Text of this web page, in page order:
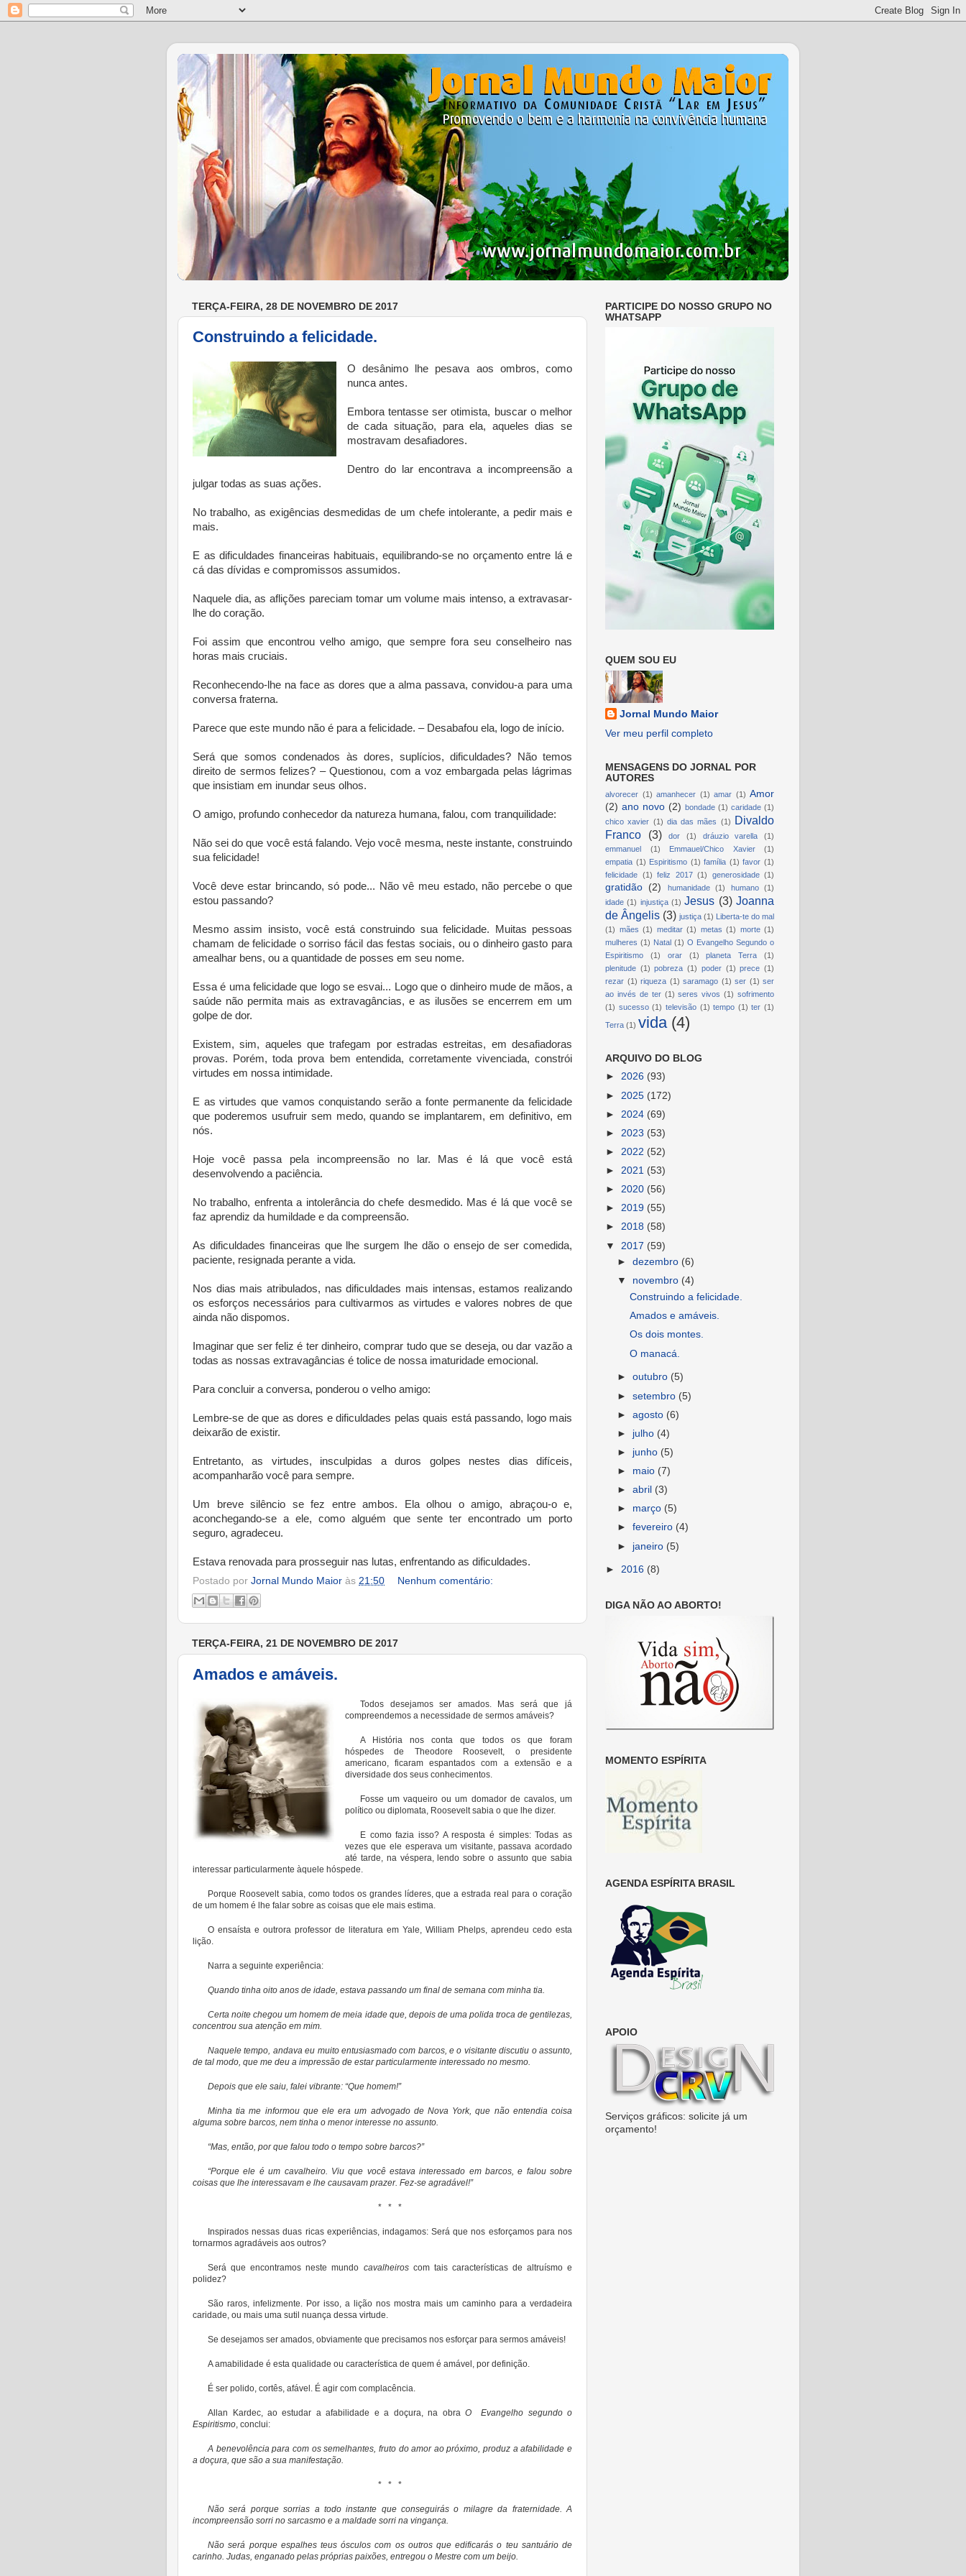
TERÇA-FEIRA, 28 DE NOVEMBRO DE 2017
Construindo a felicidade.
O desânimo lhe pesava aos ombros, como
nunca antes.
Embora tentasse ser otimista, buscar o melhor
de cada situação, para ela, aqueles dias se
mostravam desafiadores.
Dentro do lar encontrava a incompreensão a
julgar todas as suas ações.
No trabalho, as exigências desmedidas de um chefe intolerante, a pedir mais e
mais.
E as dificuldades financeiras habituais, equilibrando-se no orçamento entre lá e
cá das dívidas e compromissos assumidos.
Naquele dia, as aflições pareciam tomar um volume mais intenso, a extravasar-
lhe do coração.
Foi assim que encontrou velho amigo, que sempre fora seu conselheiro nas
horas mais cruciais.
Reconhecendo-lhe na face as dores que a alma passava, convidou-a para uma
conversa fraterna.
Parece que este mundo não é para a felicidade. – Desabafou ela, logo de início.
Será que somos condenados às dores, suplícios, dificuldades? Não temos
direito de sermos felizes? – Questionou, com a voz embargada pelas lágrimas
que insistiam em inundar seus olhos.
O amigo, profundo conhecedor da natureza humana, falou, com tranquilidade:
Não sei do que você está falando. Vejo você mesma, neste instante, construindo
sua felicidade!
Você deve estar brincando, só pode... Não vê meu estado, não percebe o que
estou passando?
Mesmo assim insisto, você está construindo sua felicidade. Muitas pessoas
chamam de felicidade o sorriso fácil das festas sociais, ou o dinheiro gasto para
amealhar bens, ou a quantidade de posses em seu nome.
Essa é uma felicidade que logo se esvai... Logo que o dinheiro mude de mãos, a
saúde não permita mais as extravagâncias, e as ilusões se encerrem em um
golpe de dor.
Existem, sim, aqueles que trafegam por estradas estreitas, em desafiadoras
provas. Porém, toda prova bem entendida, corretamente vivenciada, constrói
virtudes em nossa intimidade.
E as virtudes que vamos conquistando serão a fonte permanente da felicidade
que poderemos usufruir sem medo, quando se implantarem, em definitivo, em
nós.
Hoje você passa pela incompreensão no lar. Mas é lá que você está
desenvolvendo a paciência.
No trabalho, enfrenta a intolerância do chefe desmedido. Mas é lá que você se
faz aprendiz da humildade e da compreensão.
As dificuldades financeiras que lhe surgem lhe dão o ensejo de ser comedida,
paciente, resignada perante a vida.
Nos dias mais atribulados, nas dificuldades mais intensas, estamos realizando
os esforços necessários para cultivarmos as virtudes e valores nobres de que
ainda não dispomos.
Imaginar que ser feliz é ter dinheiro, comprar tudo que se deseja, ou dar vazão a
todas as nossas extravagâncias é tolice de nossa imaturidade emocional.
Para concluir a conversa, ponderou o velho amigo:
Lembre-se de que as dores e dificuldades pelas quais está passando, logo mais
deixarão de existir.
Entretanto, as virtudes, insculpidas a duros golpes nestes dias difíceis,
acompanharão você para sempre.
Um breve silêncio se fez entre ambos. Ela olhou o amigo, abraçou-o e,
aconchegando-se a ele, como alguém que sente ter encontrado um porto
seguro, agradeceu.
Estava renovada para prosseguir nas lutas, enfrentando as dificuldades.
Postado por Jornal Mundo Maior às 21:50 Nenhum comentário:
TERÇA-FEIRA, 21 DE NOVEMBRO DE 2017
Amados e amáveis.
Todos desejamos ser amados. Mas será que já
compreendemos a necessidade de sermos amáveis?
A História nos conta que todos os que foram
hóspedes de Theodore Roosevelt, o presidente
americano, ficaram espantados com a extensão e a
diversidade dos seus conhecimentos.
Fosse um vaqueiro ou um domador de cavalos, um
político ou diplomata, Roosevelt sabia o que lhe dizer.
E como fazia isso? A resposta é simples: Todas as
vezes que ele esperava um visitante, passava acordado
até tarde, na véspera, lendo sobre o assunto que sabia
interessar particularmente àquele hóspede.
Porque Roosevelt sabia, como todos os grandes líderes, que a estrada real para o coração
de um homem é lhe falar sobre as coisas que ele mais estima.
O ensaísta e outrora professor de literatura em Yale, William Phelps, aprendeu cedo esta
lição.
Narra a seguinte experiência:
Quando tinha oito anos de idade, estava passando um final de semana com minha tia.
Certa noite chegou um homem de meia idade que, depois de uma polida troca de gentilezas,
concentrou sua atenção em mim.
Naquele tempo, andava eu muito entusiasmado com barcos, e o visitante discutiu o assunto,
de tal modo, que me deu a impressão de estar particularmente interessado no mesmo.
Depois que ele saiu, falei vibrante: “Que homem!”
Minha tia me informou que ele era um advogado de Nova York, que não entendia coisa
alguma sobre barcos, nem tinha o menor interesse no assunto.
“Mas, então, por que falou todo o tempo sobre barcos?”
“Porque ele é um cavalheiro. Viu que você estava interessado em barcos, e falou sobre
coisas que lhe interessavam e lhe causavam prazer. Fez-se agradável!”
* * *
Inspirados nessas duas ricas experiências, indagamos: Será que nos esforçamos para nos
tornarmos agradáveis aos outros?
Será que encontramos neste mundo cavalheiroscom tais características de altruísmo e
polidez?
São raros, infelizmente. Por isso, a lição nos mostra mais um caminho para a verdadeira
caridade, ou mais uma sutil nuança dessa virtude.
Se desejamos ser amados, obviamente que precisamos nos esforçar para sermos amáveis!
A amabilidade é esta qualidade ou característica de quem é amável, por definição.
É ser polido, cortês, afável. É agir com complacência.
Allan Kardec, ao estudar a afabilidade e a doçura, na obraO Evangelho segundo o
Espiritismo, conclui:
A benevolência para com os semelhantes, fruto do amor ao próximo, produz a afabilidade e
a doçura, que são a sua manifestação.
* * *
Não será porque sorrias a todo instante que conseguirás o milagre da fraternidade. A
incompreensão sorri no sarcasmo e a maldade sorri na vingança.
Não será porque espalhes teus ósculos com os outros que edificarás o teu santuário de
carinho. Judas, enganado pelas próprias paixões, entregou o Mestre com um beijo.
PARTICIPE DO NOSSO GRUPO NO
WHATSAPP
QUEM SOU EU
Jornal Mundo Maior
Ver meu perfil completo
MENSAGENS DO JORNAL POR
AUTORES
alvorecer (1) amanhecer (1) amar (1) Amor
(2) ano novo (2) bondade (1) caridade (1)
chico xavier (1) dia das mães (1) Divaldo
Franco
(3) dor (1) dráuzio varella
(1)
emmanuel
(1) Emmauel/Chico Xavier
(1)
empatia (1) Espiritismo (1) família (1) favor (1)
felicidade (1) feliz 2017 (1) generosidade (1)
gratidão (2) humanidade (1) humano
(1)
idade (1) injustiça (1) Jesus (3) Joanna
de Ângelis (3) justiça (1)
Liberta-te do mal
(1) mães (1) meditar (1) metas (1) morte (1)
mulheres (1) Natal (1) O Evangelho Segundo o
Espiritismo
(1) orar (1) planeta Terra
(1)
plenitude (1) pobreza (1) poder (1) prece (1)
rezar (1) riqueza (1) saramago (1) ser (1) ser
ao invés de ter (1) seres vivos (1) sofrimento
(1) sucesso (1) televisão (1) tempo (1) ter (1)
Terra (1) vida (4)
ARQUIVO DO BLOG
► 2026 (93)
► 2025 (172)
► 2024 (69)
► 2023 (53)
► 2022 (52)
► 2021 (53)
► 2020 (56)
► 2019 (55)
► 2018 (58)
▼ 2017 (59)
►dezembro (6)
▼ novembro (4)
Construindo a felicidade.
Amados e amáveis.
Os dois montes.
O manacá.
►outubro (5)
►setembro (5)
►agosto (6)
► julho (4)
► junho (5)
► maio (7)
►abril (3)
► março (5)
►fevereiro (4)
► janeiro (5)
► 2016 (8)
DIGA NÃO AO ABORTO!
MOMENTO ESPÍRITA
AGENDA ESPÍRITA BRASIL
APOIO
Serviços gráficos: solicite já um
orçamento!